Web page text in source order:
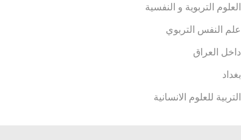
العلوم التربوية و النفسية
علم النفس التربوي
داخل العراق
بغداد
التربية للعلوم الانسانية